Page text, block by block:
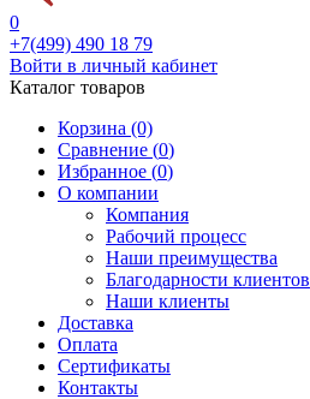
0
+7(499) 490 18 79
Войти в личный кабинет
Каталог товаров
Корзина (0)
Сравнение (0)
Избранное (0)
О компании
Компания
Рабочий процесс
Наши преимущества
Благодарности клиентов
Наши клиенты
Доставка
Оплата
Сертификаты
Контакты